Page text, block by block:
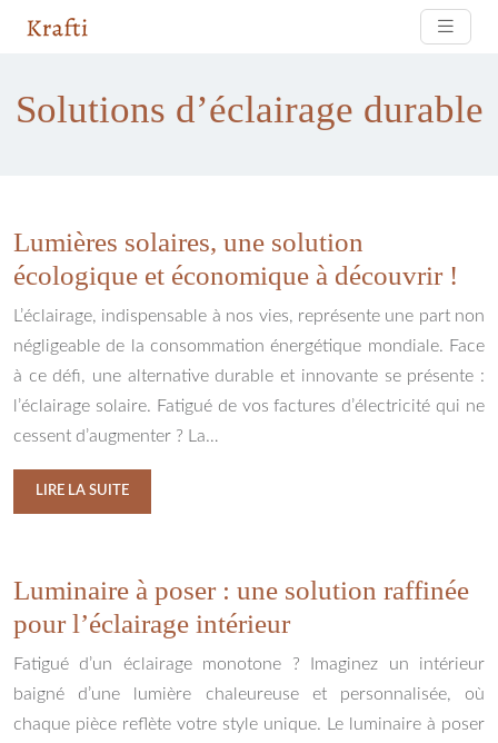
Solutions d’éclairage durable
Lumières solaires, une solution
écologique et économique à découvrir !
L’éclairage, indispensable à nos vies, représente une part non
négligeable de la consommation énergétique mondiale. Face
à ce défi, une alternative durable et innovante se présente :
l’éclairage solaire. Fatigué de vos factures d’électricité qui ne
cessent d’augmenter ? La…
LIRE LA SUITE
Luminaire à poser : une solution raffinée
pour l’éclairage intérieur
Fatigué d’un éclairage monotone ? Imaginez un intérieur
baigné d’une lumière chaleureuse et personnalisée, où
chaque pièce reflète votre style unique. Le luminaire à poser